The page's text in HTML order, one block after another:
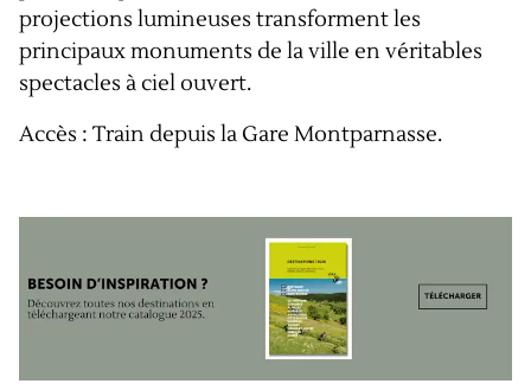
projections lumineuses transforment les
principaux monuments de la ville en véritables
spectacles à ciel ouvert.
Accès : Train depuis la Gare Montparnasse.